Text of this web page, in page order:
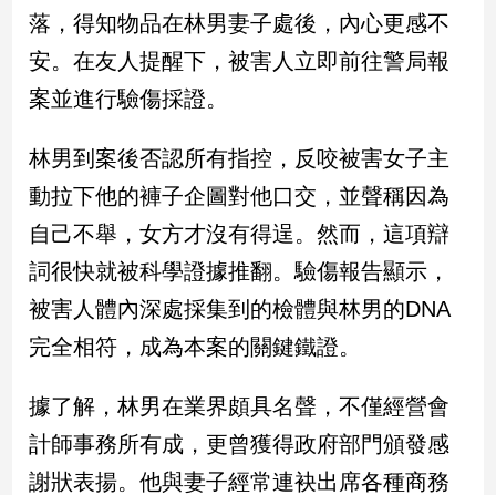
觀
點
兩
國
際
會/
地
方
新
冠
專
區
落，得知物品在林男妻子處後，內心更感不
安。在友人提醒下，被害人立即前往警局報
案並進行驗傷採證。
林男到案後否認所有指控，反咬被害女子主
動拉下他的褲子企圖對他口交，並聲稱因為
自己不舉，女方才沒有得逞。然而，這項辯
詞很快就被科學證據推翻。驗傷報告顯示，
被害人體內深處採集到的檢體與林男的DNA
完全相符，成為本案的關鍵鐵證。
據了解，林男在業界頗具名聲，不僅經營會
計師事務所有成，更曾獲得政府部門頒發感
謝狀表揚。他與妻子經常連袂出席各種商務